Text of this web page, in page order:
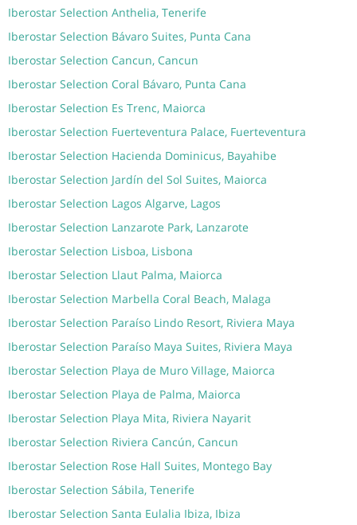
Iberostar Selection Anthelia, Tenerife
Iberostar Selection Bávaro Suites, Punta Cana
Iberostar Selection Cancun, Cancun
Iberostar Selection Coral Bávaro, Punta Cana
Iberostar Selection Es Trenc, Maiorca
Iberostar Selection Fuerteventura Palace, Fuerteventura
Iberostar Selection Hacienda Dominicus, Bayahibe
Iberostar Selection Jardín del Sol Suites, Maiorca
Iberostar Selection Lagos Algarve, Lagos
Iberostar Selection Lanzarote Park, Lanzarote
Iberostar Selection Lisboa, Lisbona
Iberostar Selection Llaut Palma, Maiorca
Iberostar Selection Marbella Coral Beach, Malaga
Iberostar Selection Paraíso Lindo Resort, Riviera Maya
Iberostar Selection Paraíso Maya Suites, Riviera Maya
Iberostar Selection Playa de Muro Village, Maiorca
Iberostar Selection Playa de Palma, Maiorca
Iberostar Selection Playa Mita, Riviera Nayarit
Iberostar Selection Riviera Cancún, Cancun
Iberostar Selection Rose Hall Suites, Montego Bay
Iberostar Selection Sábila, Tenerife
Iberostar Selection Santa Eulalia Ibiza, Ibiza